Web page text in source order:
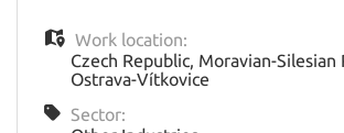
list
Upload
Work location:
Czech Republic, Moravian-Silesian
Ostrava-Vítkovice
Sector: